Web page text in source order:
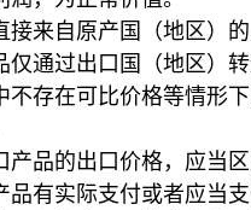
来自原产国（地区）的
仅通过出口国（地区）
不存在可比价格等情形
的出口价格，应当区
实际支付或者应当支